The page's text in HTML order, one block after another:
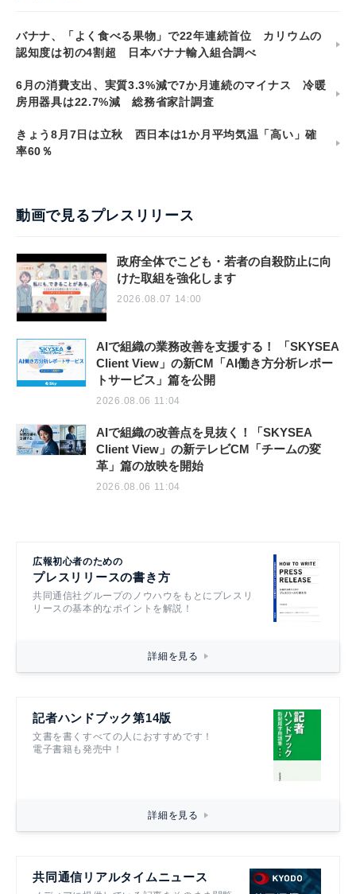
バナナ、「よく食べる果物」で22年連続首位 カリウムの
認知度は初の4割超 日本バナナ輸入組合調べ
6月の消費支出、実質3.3%減で7か月連続のマイナス 冷暖
房用器具は22.7%減 総務省家計調査
きょう8月7日は立秋 西日本は1か月平均気温「高い」確
率60％
動画で見るプレスリリース
政府全体でこども・若者の自殺防止に向
けた取組を強化します
2026.08.07 14:00
AIで組織の業務改善を支援する！ 「SKYSEA
Client View」の新CM「AI働き方分析レポー
トサービス」篇を公開
2026.08.06 11:04
AIで組織の改善点を見抜く！「SKYSEA
Client View」の新テレビCM「チームの変
革」篇の放映を開始
2026.08.06 11:04
広報初心者のための
プレスリリースの書き方
共同通信社グループのノウハウをもとにプレスリ
リースの基本的なポイントを解説！
詳細を見る
記者ハンドブック第14版
文書を書くすべての人におすすめです！
電子書籍も発売中！
詳細を見る
共同通信リアルタイムニュース